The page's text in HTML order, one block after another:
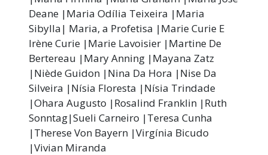
Deane |Maria Odília Teixeira |Maria
Sibylla| Maria, a Profetisa |Marie Curie E
Irène Curie |Marie Lavoisier |Martine De
Bertereau |Mary Anning |Mayana Zatz
|Niède Guidon |Nina Da Hora |Nise Da
Silveira |Nísia Floresta |Nísia Trindade
|Ohara Augusto |Rosalind Franklin |Ruth
Sonntag|Sueli Carneiro |Teresa Cunha
|Therese Von Bayern |Virgínia Bicudo
|Vivian Miranda